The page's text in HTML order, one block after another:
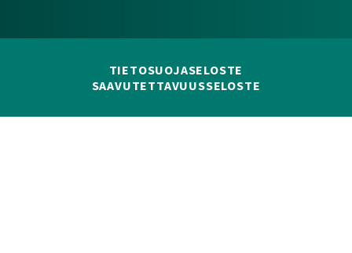
TIETOSUOJASELOSTE
SAAVUTETTAVUUSSELOSTE